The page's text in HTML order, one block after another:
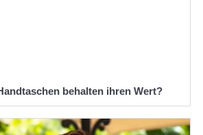
behalten ihren Wert?